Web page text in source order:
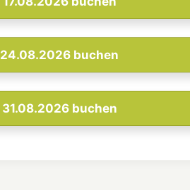
24.08.2026 buchen
31.08.2026buchen